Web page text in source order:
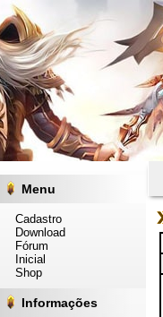
Menu
Cadastro
Download
Fórum
Inicial
Shop
Informações